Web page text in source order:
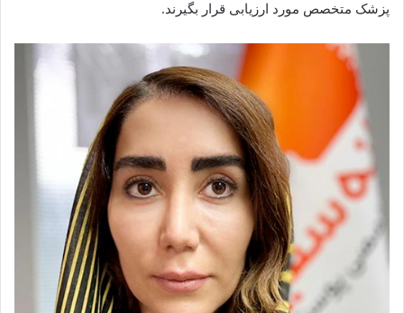
پزشک متخصص مورد ارزیابی قرار بگیرند.